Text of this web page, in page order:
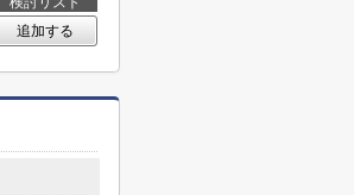
追加する